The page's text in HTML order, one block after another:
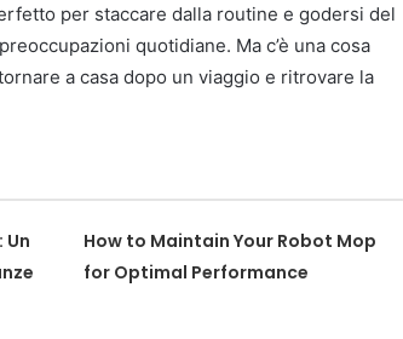
per staccare dalla routine e godersi del
quotidiane. Ma c’è una cosa
a casa dopo un viaggio e ritrovare la
How to Maintain Your Robot Mop
for Optimal Performance